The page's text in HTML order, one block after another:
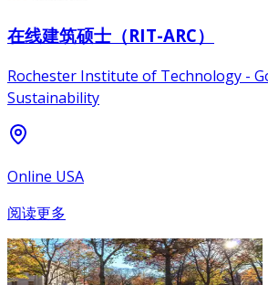
在线建筑硕士（RIT-ARC）
Rochester Institute of Technology -
Sustainability
Online USA
阅读更多